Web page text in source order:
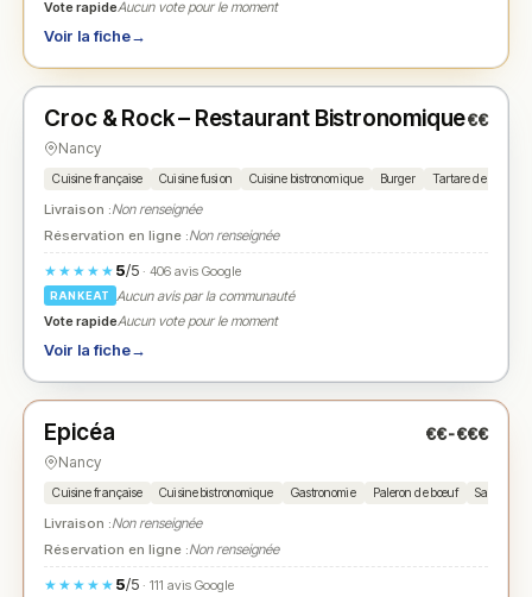
Vote rapideAucun vote pour le moment
Voir la fiche→
★ N° 2
Croc & Rock – Restaurant Bistronomique€€
Nancy
Cuisine française Cuisine fusion Cuisine bistronomique Burger Tartare de bœuf
Livraison :Non renseignée
Réservation en ligne :Non renseignée
★★★★★ 5/5· 406 avis Google
RANKEAT
Aucun avis par la communauté
Vote rapideAucun vote pour le moment
Voir la fiche→
★ N° 3
Epicéa €€-€€€
Nancy
Cuisine française Cuisine bistronomique Gastronomie Paleron de bœuf Saumon
Livraison :Non renseignée
Réservation en ligne :Non renseignée
★★★★★ 5/5· 111 avis Google